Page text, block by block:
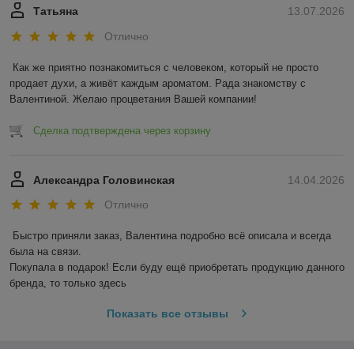
13.07.2026
Татьяна
Отлично
Как же приятно познакомиться с человеком, который не просто
продает духи, а живёт каждым ароматом. Рада знакомству с
Валентиной. Желаю процветания Вашей компании!
Сделка подтверждена через корзину
14.04.2026
Александра Головинская
Отлично
Быстро приняли заказ, Валентина подробно всё описала и всегда
была на связи.
Покупала в подарок! Если буду ещё приобретать продукцию данного
бренда, то только здесь
Показать все отзывы